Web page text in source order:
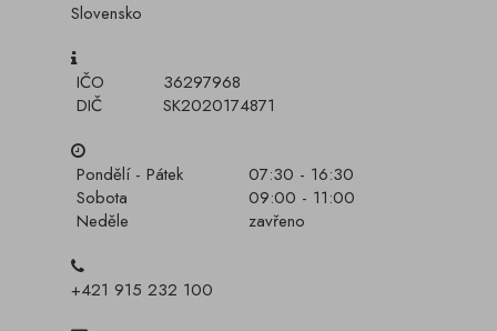
Slovensko
IČO
36297968
DIČ
SK2020174871
Pondělí - Pátek
07:30 - 16:30
Sobota
09:00 - 11:00
Neděle
zavřeno
+421 915 232 100